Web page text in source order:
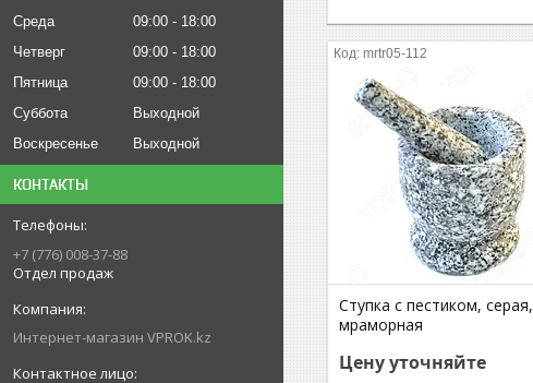
Среда
09:00
18:00
Четверг
09:00
18:00
Пятница
09:00
18:00
Суббота
Выходной
Воскресенье
Выходной
КОНТАКТЫ
+7 (776) 008-37-88
Отдел продаж
Интернет-магазин VPROK.kz
mrtr05-112
Ступка с пестиком, серая,
мраморная
Цену уточняйте